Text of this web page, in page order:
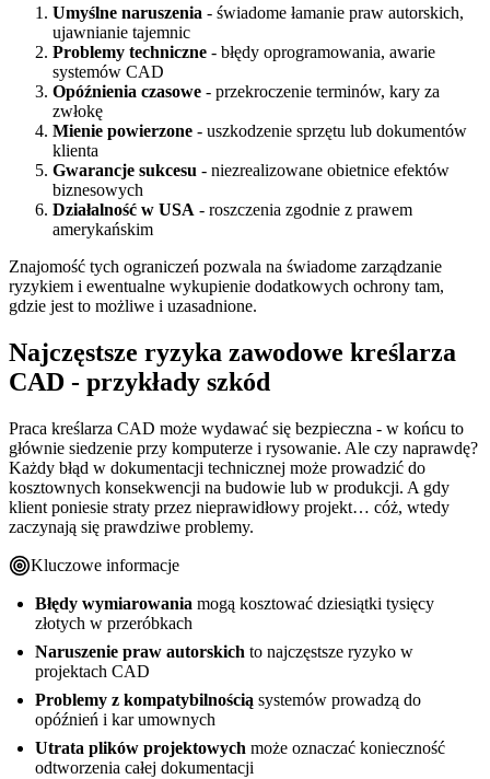
Umyślne naruszenia - świadome łamanie praw autorskich,
ujawnianie tajemnic
Problemy techniczne - błędy oprogramowania, awarie
systemów CAD
Opóźnienia czasowe - przekroczenie terminów, kary za
zwłokę
Mienie powierzone - uszkodzenie sprzętu lub dokumentów
klienta
Gwarancje sukcesu - niezrealizowane obietnice efektów
biznesowych
Działalność w USA - roszczenia zgodnie z prawem
amerykańskim
Znajomość tych ograniczeń pozwala na świadome zarządzanie
ryzykiem i ewentualne wykupienie dodatkowych ochrony tam,
gdzie jest to możliwe i uzasadnione.
Najczęstsze ryzyka zawodowe kreślarza
CAD - przykłady szkód
Praca kreślarza CAD może wydawać się bezpieczna - w końcu to
głównie siedzenie przy komputerze i rysowanie. Ale czy naprawdę?
Każdy błąd w dokumentacji technicznej może prowadzić do
kosztownych konsekwencji na budowie lub w produkcji. A gdy
klient poniesie straty przez nieprawidłowy projekt… cóż, wtedy
zaczynają się prawdziwe problemy.
Kluczowe informacje
Błędy wymiarowania mogą kosztować dziesiątki tysięcy
złotych w przeróbkach
Naruszenie praw autorskich to najczęstsze ryzyko w
projektach CAD
Problemy z kompatybilnością systemów prowadzą do
opóźnień i kar umownych
Utrata plików projektowych może oznaczać konieczność
odtworzenia całej dokumentacji